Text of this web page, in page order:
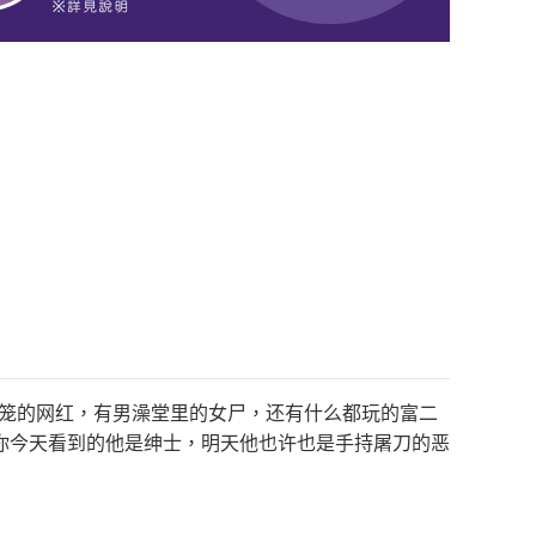
的网红，有男澡堂里的女尸，还有什么都玩的富二
天看到的他是绅士，明天他也许也是手持屠刀的恶